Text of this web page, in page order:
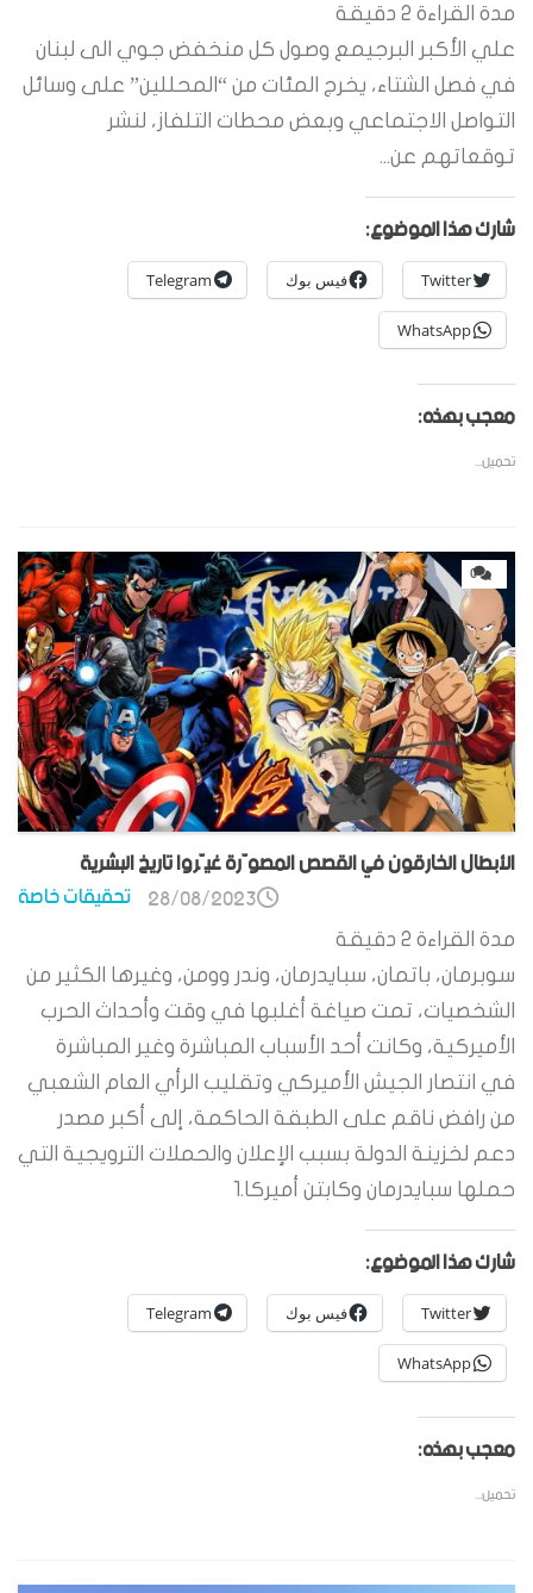
مدة القراءة 2 دقيقة
علي الأكبر البرجيمع وصول كل منخفض جوي الى لبنان
في فصل الشتاء، يخرج المئات من “المحللين” على وسائل
التواصل الاجتماعي وبعض محطات التلفاز، لنشر
توقعاتهم عن...
شارك هذا الموضوع:
Twitter فيس بوك Telegram
WhatsApp
معجب بهذه:
تحميل...
0
الأبطال الخارقون في القصص المصوّرة غيّروا تاريخ البشرية
تحقيقات خاصة 28/08/2023
مدة القراءة 2 دقيقة
سوبرمان، باتمان، سبايدرمان، وندر وومن، وغيرها الكثير من
الشخصيات، تمت صياغة أغلبها في وقت وأحداث الحرب
الأميركية، وكانت أحد الأسباب المباشرة وغير المباشرة
في انتصار الجيش الأميركي وتقليب الرأي العام الشعبي
من رافض ناقم على الطبقة الحاكمة، إلى أكبر مصدر
دعم لخزينة الدولة بسبب الإعلان والحملات الترويجية التي
حملها سبايدرمان وكابتن أميركا.1
شارك هذا الموضوع:
Twitter فيس بوك Telegram
WhatsApp
معجب بهذه:
تحميل...